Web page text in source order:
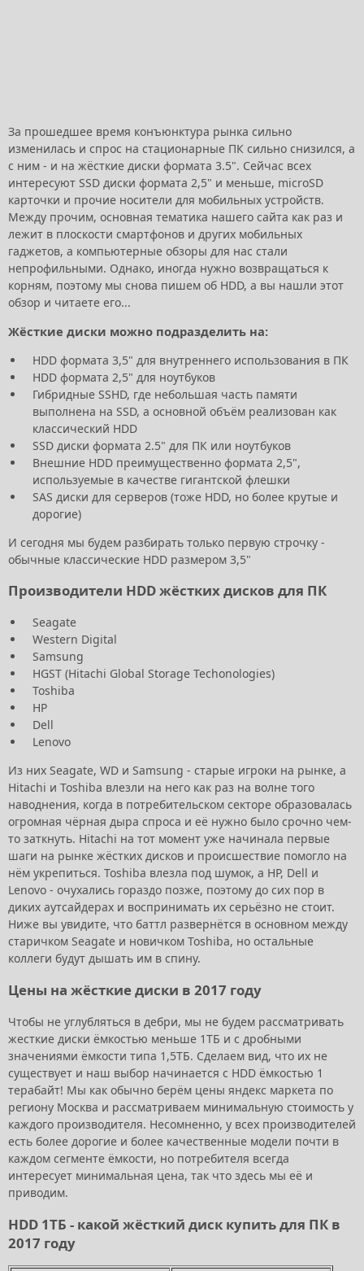
За прошедшее время конъюнктура рынка сильно
изменилась и спрос на стационарные ПК сильно снизился, а
с ним - и на жёсткие диски формата 3.5". Сейчас всех
интересуют SSD диски формата 2,5" и меньше, microSD
карточки и прочие носители для мобильных устройств.
Между прочим, основная тематика нашего сайта как раз и
лежит в плоскости смартфонов и других мобильных
гаджетов, а компьютерные обзоры для нас стали
непрофильными. Однако, иногда нужно возвращаться к
корням, поэтому мы снова пишем об HDD, а вы нашли этот
обзор и читаете его...
Жёсткие диски можно подразделить на:
HDD формата 3,5" для внутреннего использования в ПК
HDD формата 2,5" для ноутбуков
Гибридные SSHD, где небольшая часть памяти
выполнена на SSD, а основной объём реализован как
классический HDD
SSD диски формата 2.5" для ПК или ноутбуков
Внешние HDD преимущественно формата 2,5",
используемые в качестве гигантской флешки
SAS диски для серверов (тоже HDD, но более крутые и
дорогие)
И сегодня мы будем разбирать только первую строчку -
обычные классические HDD размером 3,5"
Производители HDD жёстких дисков для ПК
Seagate
Western Digital
Samsung
HGST (Hitachi Global Storage Techonologies)
Toshiba
HP
Dell
Lenovo
Из них Seagate, WD и Samsung - старые игроки на рынке, а
Hitachi и Toshiba влезли на него как раз на волне того
наводнения, когда в потребительском секторе образовалась
огромная чёрная дыра спроса и её нужно было срочно чем-
то заткнуть. Hitachi на тот момент уже начинала первые
шаги на рынке жёстких дисков и происшествие помогло на
нём укрепиться. Toshiba влезла под шумок, а HP, Dell и
Lenovo - очухались гораздо позже, поэтому до сих пор в
диких аутсайдерах и воспринимать их серьёзно не стоит.
Ниже вы увидите, что баттл развернётся в основном между
старичком Seagate и новичком Toshiba, но остальные
коллеги будут дышать им в спину.
Цены на жёсткие диски в 2017 году
Чтобы не углубляться в дебри, мы не будем рассматривать
жесткие диски ёмкостью меньше 1ТБ и с дробными
значениями ёмкости типа 1,5ТБ. Сделаем вид, что их не
существует и наш выбор начинается с HDD ёмкостью 1
терабайт! Мы как обычно берём цены яндекс маркета по
региону Москва и рассматриваем минимальную стоимость у
каждого производителя. Несомненно, у всех производителей
есть более дорогие и более качественные модели почти в
каждом сегменте ёмкости, но потребителя всегда
интересует минимальная цена, так что здесь мы её и
приводим.
HDD 1ТБ - какой жёсткий диск купить для ПК в
2017 году